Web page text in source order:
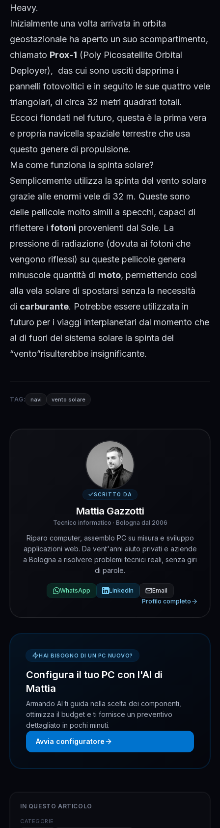
Heavy.
Inizialmente una volta arrivata in orbita
geostazionale ha aperto un suo scompartimento,
chiamato Prox-1 (Poly Picosatellite Orbital
Deployer), das cui sono usciti dapprima i
pannelli fotovoltici e in seguito le sue quattro vele
triangolari, di circa 32 metri quadrati totali.
Eccoci fiondati nel futuro, questa è la prima vera
e propria navicella spaziale terrestre che usa
questo genere di propulsione.
Ma come funziona la spinta solare?
Semplicemente utilizza la spinta del vento solare
grazie alle enormi vele di 32 m. Queste sono
delle pellicole molto simili a specchi, capaci di
riflettere i fotoni provenienti dal Sole. La
pressione di radiazione (dovuta ai fotoni che
vengono riflessi) su queste pellicole genera
minuscole quantità di moto, permettendo così
alla vela solare di spostarsi senza la necessità
di carburante. Potrebbe essere utilizzata in
futuro per i viaggi interplanetari dal momento che
al di fuori del sistema solare la spinta del
“vento”risulterebbe insignificante.
TAG: navi vento solare
SCRITTO DA
Mattia Gazzotti
Tecnico informatico · Bologna dal 2006
Riparo computer, assemblo PC su misura e sviluppo
applicazioni web. Da vent'anni aiuto privati e aziende
a Bologna a risolvere problemi tecnici reali, senza giri
di parole.
WhatsApp LinkedIn
Email
Profilo completo
HAI BISOGNO DI UN PC NUOVO?
Configura il tuo PC con l'AI di
Mattia
Armando AI ti guida nella scelta dei componenti,
ottimizza il budget e ti fornisce un preventivo
dettagliato in pochi minuti.
Avvia configuratore
IN QUESTO ARTICOLO
CATEGORIE